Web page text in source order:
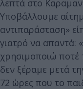
λεπτά στο
Υποβάλλουμε
αντιπαράσταση»
γιατρό να απαντά:
χρησιμοποιώ ποτέ
δεν ξέραμε μετά
72 ώρες που το